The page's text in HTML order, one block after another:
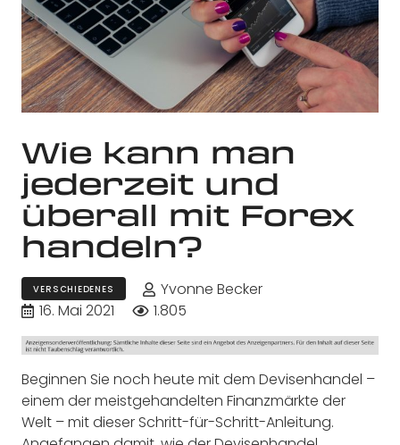
Wie kann man
jederzeit und
überall mit Forex
handeln?
VERSCHIEDENES
Yvonne Becker
16. Mai 2021
1.805
Beginnen Sie noch heute mit dem Devisenhandel –
einem der meistgehandelten Finanzmärkte der
Welt – mit dieser Schritt-für-Schritt-Anleitung.